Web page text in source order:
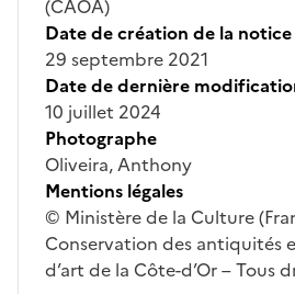
(CAOA)
Date de création de la notice
29 septembre 2021
Date de dernière
10 juillet 2024
Photographe
Oliveira, Anthony
Mentions légales
© Ministère de la Culture
Conservation des antiquités
d’art de la Côte-d’Or – Tous